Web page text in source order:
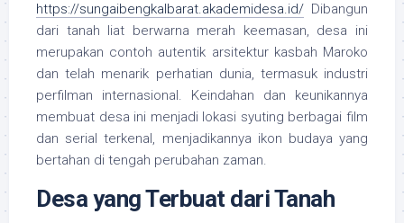
https://sungaibengkalbarat.akademidesa.id/ Dibangun
dari tanah liat berwarna merah keemasan, desa ini
merupakan contoh autentik arsitektur kasbah Maroko
dan telah menarik perhatian dunia, termasuk industri
perfilman internasional. Keindahan dan keunikannya
membuat desa ini menjadi lokasi syuting berbagai film
dan serial terkenal, menjadikannya ikon budaya yang
bertahan di tengah perubahan zaman.
Desa yang Terbuat dari Tanah